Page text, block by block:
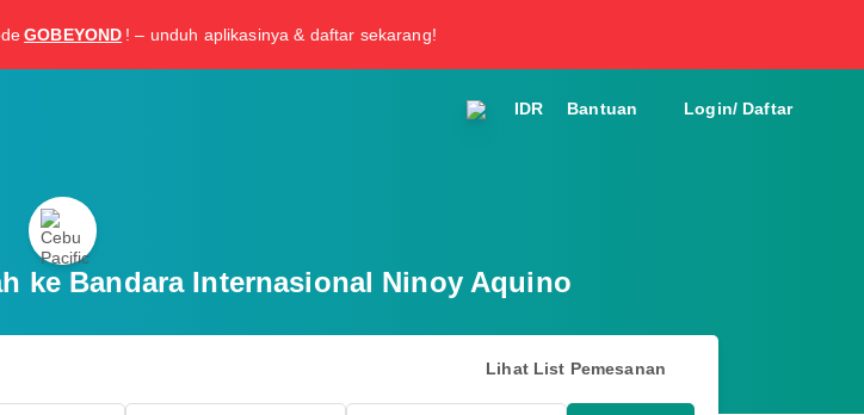
GOBEYOND ! – unduh aplikasinya & daftar sekarang!
IDR Bantuan Login/ Daftar
ke Bandara Internasional Ninoy Aquino
Lihat List Pemesanan